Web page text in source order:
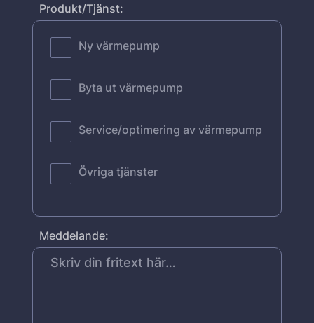
Produkt/Tjänst:
Ny värmepump
Byta ut värmepump
Service/optimering av värmepump
Övriga tjänster
Meddelande: